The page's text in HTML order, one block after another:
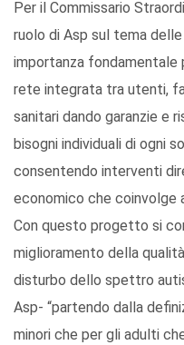
Per il Commissario
ruolo di Asp sul tema
importanza fondamentale
rete integrata tra utenti,
sanitari dando garanzie e
bisogni individuali di ogni
consentendo interventi
economico che coinvolge
Con questo progetto si
miglioramento della
disturbo dello spettro
Asp- “partendo dalla
minori che per gli adulti